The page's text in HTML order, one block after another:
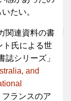
たい。
関連資料の書
ト氏による世
シリーズ」
and
ランスのア